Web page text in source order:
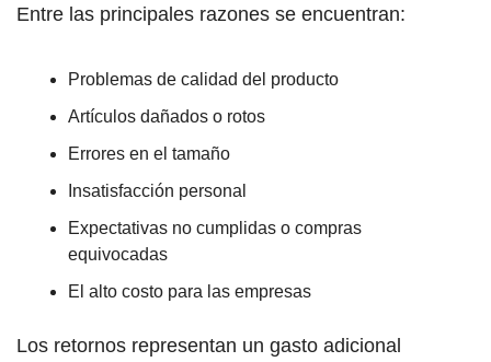
Entre las principales razones se encuentran:
Problemas de calidad del producto
Artículos dañados o rotos
Errores en el tamaño
Insatisfacción personal
Expectativas no cumplidas o compras
equivocadas
El alto costo para las empresas
Los retornos representan un gasto adicional